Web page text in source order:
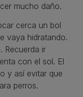
mucho daño.
cerca un bol
vaya hidratando.
Recuerda ir
con el sol. El
y así evitar que
perros.